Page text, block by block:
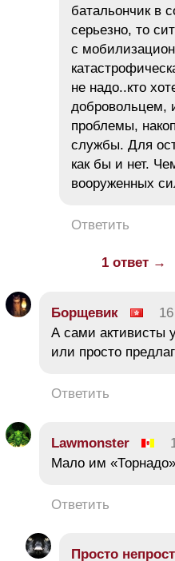
батальончик в
серьезно, то
с
не надо..кто
добровольцем,
проблемы,
службы. Для
как бы и нет.
вооруженных
Ответить
1 ответ →
Борщевик
А сами активисты
или просто
Ответить
Lawmonster
Мало им
Ответить
Просто